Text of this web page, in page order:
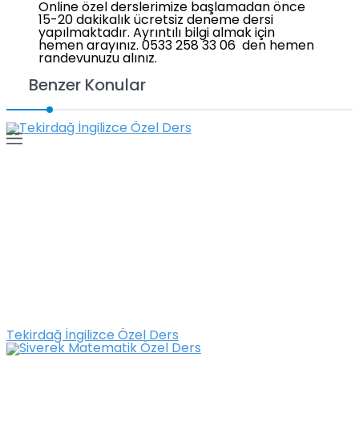
Online özel derslerimize başlamadan önce
15-20 dakikalık ücretsiz deneme dersi
yapılmaktadır. Ayrıntılı bilgi almak için
hemen arayınız. 0533 258 33 06 den hemen
randevunuzu alınız.
Benzer Konular
Tekirdağ İngilizce Özel Ders